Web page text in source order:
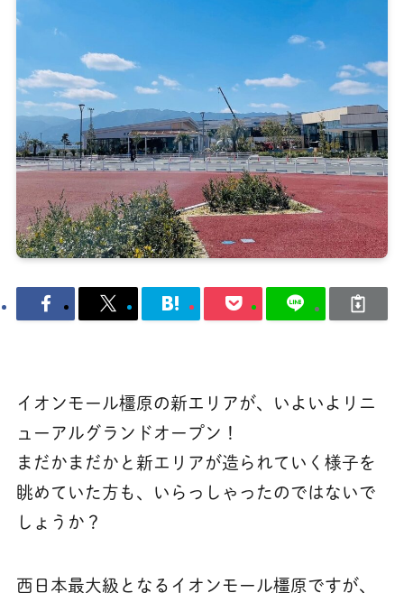
イオンモール橿原の新エリアが、いよいよリニ
ューアルグランドオープン！
まだかまだかと新エリアが造られていく様子を
眺めていた方も、いらっしゃったのではないで
しょうか？
西日本最大級となるイオンモール橿原ですが、